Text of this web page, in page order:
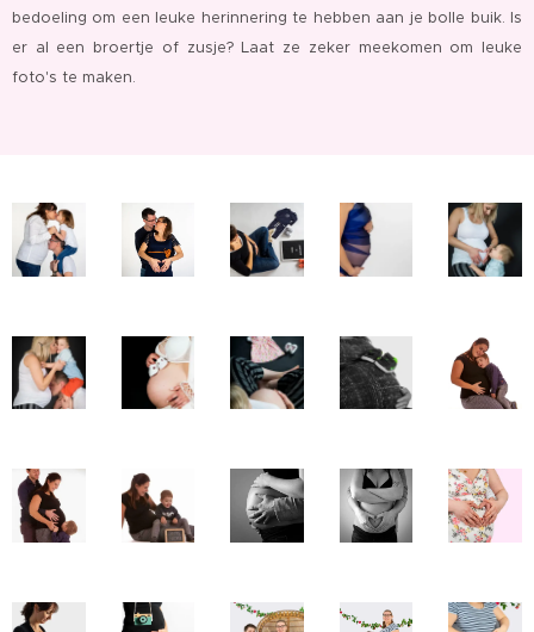
bedoeling om een leuke herinnering te hebben aan je bolle buik. Is
er al een broertje of zusje? Laat ze zeker meekomen om leuke
foto's te maken.